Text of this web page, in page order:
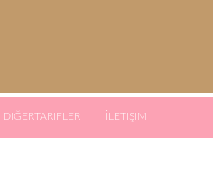
DIĞERTARIFLER İLETIŞIM